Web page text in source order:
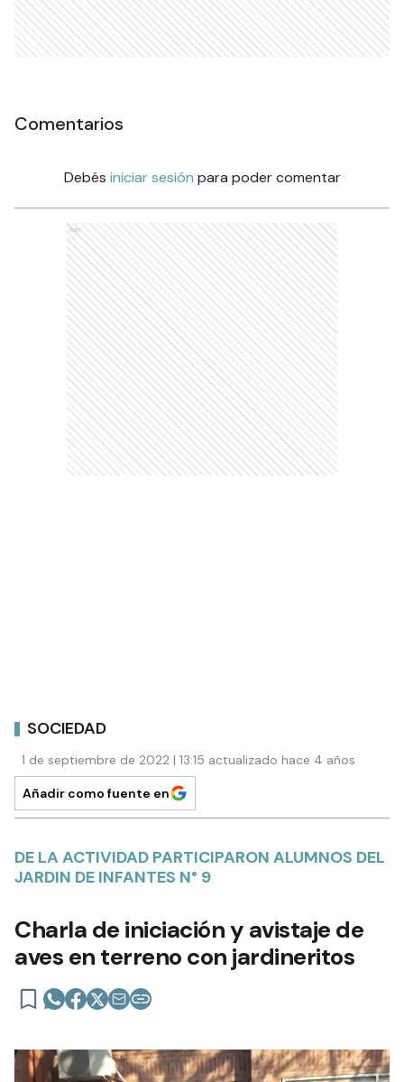
Comentarios
Debés iniciar sesión para poder comentar
Ads
SOCIEDAD
1 de septiembre de 2022 | 13:15 actualizado hace 4 años
Añadir como fuente en
DE LA ACTIVIDAD PARTICIPARON ALUMNOS DEL
JARDIN DE INFANTES N° 9
Charla de iniciación y avistaje de
aves en terreno con jardineritos